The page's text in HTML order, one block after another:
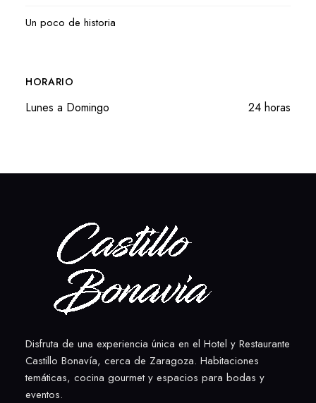
Un poco de historia
HORARIO
Lunes a Domingo 24 horas
Disfruta de una experiencia única en el Hotel y Restaurante
Castillo Bonavía, cerca de Zaragoza. Habitaciones
temáticas, cocina gourmet y espacios para bodas y
eventos.